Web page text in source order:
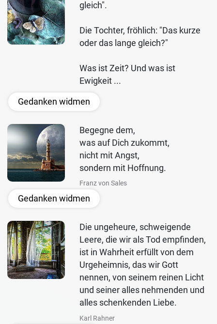
gleich".
Die Tochter, fröhlich: "Das kurze
oder das lange gleich?"
Was ist Zeit? Und was ist
Ewigkeit ...
Gedanken widmen
Begegne dem,
was auf Dich zukommt,
nicht mit Angst,
sondern mit Hoffnung.
Franz von Sales
Gedanken widmen
Die ungeheure, schweigende
Leere, die wir als Tod empfinden,
ist in Wahrheit erfüllt von dem
Urgeheimnis, das wir Gott
nennen, von seinem reinen Licht
und seiner alles nehmenden und
alles schenkenden Liebe.
Karl Rahner